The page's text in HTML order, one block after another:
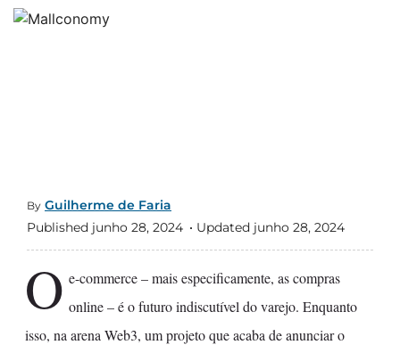
By Guilherme de Faria
Published junho 28, 2024
Updated junho 28, 2024
O e-commerce – mais especificamente, as compras
online – é o futuro indiscutível do varejo. Enquanto
isso, na arena Web3, um projeto que acaba de anunciar o